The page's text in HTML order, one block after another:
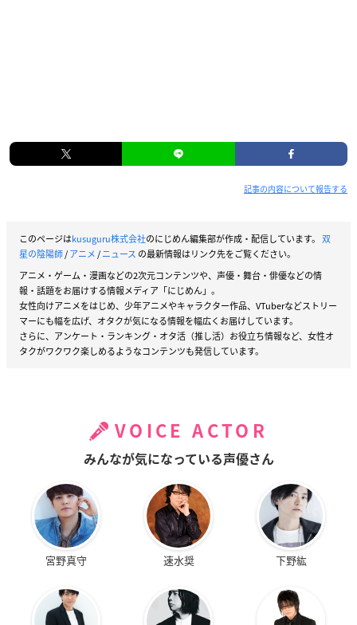
記事の内容について報告する
このページはkusuguru株式会社のにじめん編集部が作成・配信しています。 双
星の陰陽師/アニメ/ニュース の最新情報はリンク先をご覧ください。
アニメ・ゲーム・漫画などの2次元コンテンツや、声優・舞台・俳優などの情
報・話題をお届けする情報メディア「にじめん」。
女性向けアニメをはじめ、少年アニメやキャラクター作品、VTuberなどストリー
マーにも幅を広げ、オタクが気になる情報を幅広くお届けしています。
さらに、アンケート・ランキング・オタ活（推し活）お役立ち情報など、女性オ
タクがワクワク楽しめるようなコンテンツも発信しています。
VOICE ACTOR
みんなが気になっている声優さん
宮野真守 速水奨 下野紘